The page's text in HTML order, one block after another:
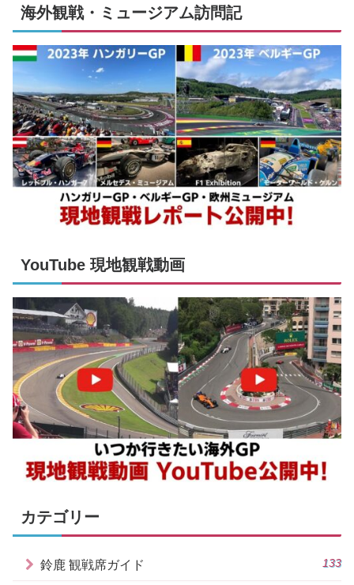
海外観戦・ミュージアム訪問記
YouTube 現地観戦動画
カテゴリー
鈴鹿 観戦席ガイド 133